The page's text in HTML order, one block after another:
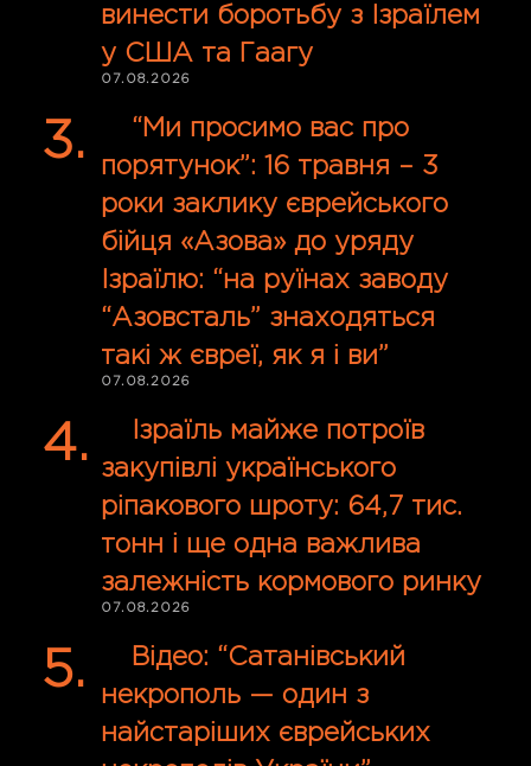
винести боротьбу з Ізраїлем
у США та Гаагу
07.08.2026
“Ми просимо вас про
порятунок”: 16 травня – 3
роки заклику єврейського
бійця «Азова» до уряду
Ізраїлю: “на руїнах заводу
“Азовсталь” знаходяться
такі ж євреї, як я і ви”
07.08.2026
Ізраїль майже потроїв
закупівлі українського
ріпакового шроту: 64,7 тис.
тонн і ще одна важлива
залежність кормового ринку
07.08.2026
Відео: “Сатанівський
некрополь — один з
найстаріших єврейських